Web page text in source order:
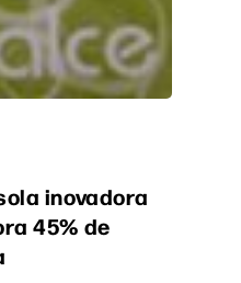
inovadora
45% de